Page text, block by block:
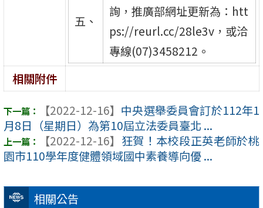
相關公告
五、
詢，推廣部網址更新為：htt
ps://reurl.cc/28le3v，或洽
專線(07)3458212。
相關附件
【2022-12-16】 中央選舉委員會訂於112年1
月8日（星期日）為第10屆立法委員臺北 ...
【2022-12-16】 狂賀！本校段正英老師於桃
園市110學年度健體領域國中素養導向優 ...